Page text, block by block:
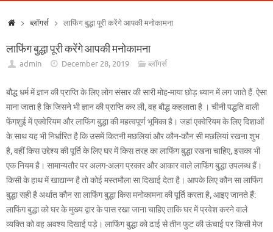
Homeब्लॉगर्स लाफिंग बुद्धा पूरी करेंगे आपकी मनोकामना
लाफिंग बुद्धा पूरी करेंगे आपकी मनोकामना
admin December 28, 2019 ब्लॉगर्स
बौद्ध धर्म में ज्ञान की प्राप्ति के लिए लोग संसार की सारी मोह-माया छोड़ ध्यान में लग जाते हैं. ऐसा
माना जाता है कि जिसने भी ज्ञान की प्राप्ति कर ली, वह बौद्ध कहलाता है । चीनी पद्धति वाली
फेंगशुई में एक्वेरियम और लाफिंग बुद्धा की महत्वपूर्ण भूमिका है। जहां एक्वेरियम के लिए दिशाओं
के साथ यह भी निर्धारित है कि उसमें कितनी मछलियां और कौन-कौन सी मछलियां रखना शुभ
है, वहीं किस उद्देश्य की पूर्ति के लिए घर में किस तरह का लाफिंग बुद्धा रखना चाहिए, इसका भी
एक नियम है। सामान्यतौर पर अलग-अलग प्रकार और आकार वाले लाफिंग बुद्धा उपलब्ध हैं।
किसी के हाथ में खाद्यान्न है तो कोई मस्तमौला सा दिखाई देता है। आपके लिए कौन सा लाफिंग
बुद्धा सही है अर्थात कौन सा लाफिंग बुद्धा किस मनोकामना की पूर्ति करता है, आइए जानते हैं:
लाफिंग बुद्धा को घर के मुख्य द्वार के पास रखा जाना चाहिए ताकि घर में प्रवेश करने वाले
व्यक्ति को वह अवश्य दिखाई पड़े। लाफिंग बुद्धा को ढाई से तीन फुट की ऊंचाई पर किसी मेज